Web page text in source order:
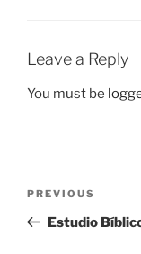
Leave a Reply
You must be
Previous
Post
PREVIOUS
Estudio